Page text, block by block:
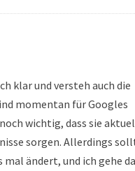
klar und versteh auch die
momentan für Googles
wichtig, dass sie
sorgen. Allerdings
mal ändert, und ich gehe